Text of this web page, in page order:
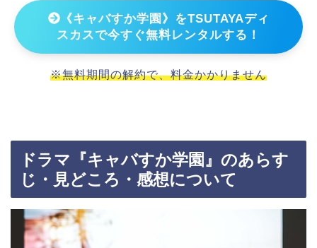
《キャバすか学園》をTSUTAYAディ
スカスで今すぐ無料レンタルする！
※無料期間の解約で、料金かかりません
ドラマ『キャバすか学園』のあらす
じ・見どころ・感想について